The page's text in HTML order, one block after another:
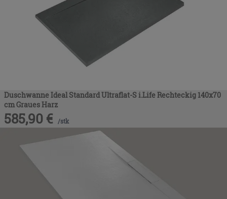
Duschwanne Ideal Standard Ultraflat-S i.Life Rechteckig 140x70
cm Graues Harz
585,90 € /stk